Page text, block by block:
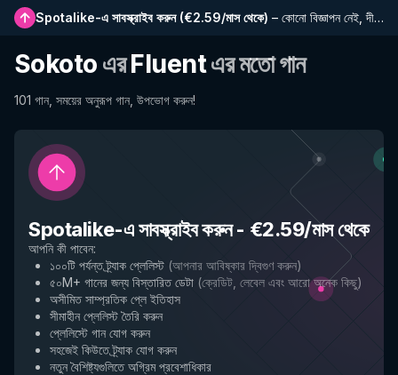
Spotalike-এ সাবস্ক্রাইব করুন(€2.59/মাস থেকে) – কোনো বিজ্ঞাপন নেই, দীর্ঘতর প্লেলিস্ট, সম্পূর্ণ ইতিহাস এবং নতুন বৈশিষ্ট্যে প্রাথমিক প্রবেশাধিকার
Sokoto এরFluentএর মতো গান
101 গান, সময়ের অনুরূপ গান, উপভোগ করুন!
Spotalike-এ সাবস্ক্রাইব করুন- €2.59/মাস থেকে
আপনি কী পাবেন:
১০০টি পর্যন্ত ট্র্যাক প্লেলিস্ট (আপনার আবিষ্কার দ্বিগুণ করুন)
৫০M+ গানের জন্য বিস্তারিত ডেটা (ক্রেডিট, লেবেল এবং আরো অনেক কিছু)
অসীমিত সাম্প্রতিক প্লে ইতিহাস
সীমাহীন প্লেলিস্ট তৈরি করুন
প্লেলিস্টে গান যোগ করুন
সহজেই কিউতে ট্র্যাক যোগ করুন
নতুন বৈশিষ্ট্যগুলিতে অগ্রিম প্রবেশাধিকার